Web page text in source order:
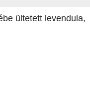
ültetett levendula,